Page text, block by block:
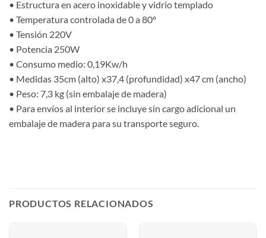
• Estructura en acero inoxidable y vidrio templado
• Temperatura controlada de 0 a 80º
• Tensión 220V
• Potencia 250W
• Consumo medio: 0,19Kw/h
• Medidas 35cm (alto) x37,4 (profundidad) x47 cm (ancho)
• Peso: 7,3 kg (sin embalaje de madera)
• Para envíos al interior se incluye sin cargo adicional un
embalaje de madera para su transporte seguro.
PRODUCTOS RELACIONADOS